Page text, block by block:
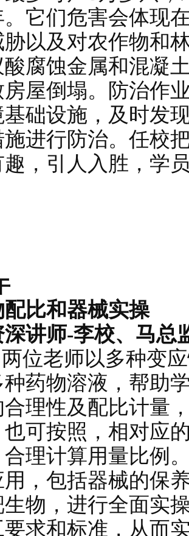
治
深讲师-邝主任 分享
是四害之爬行虫
分布最为广泛，
力极强，会爬经
排泄物，污染食物
病原体。它们一生
。蟑螂灭治包括物
境卫生建设，改
摄取到的食物和
地，并加强防御设
确使用相关药物即
术，讲解得非常透
。